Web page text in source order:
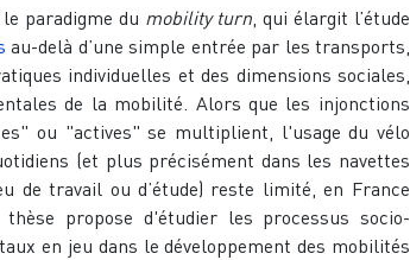
paradigme du mobility turn , qui élargit l’étude
au-delà d’une simple entrée par les transports,
individuelles et des dimensions sociales,
de la mobilité. Alors que les injonctions
ou "actives" se multiplient, l'usage du vélo
(et plus précisément dans les navettes
de travail ou d’étude) reste limité, en France
propose d'étudier les processus socio-
en jeu dans le développement des mobilités